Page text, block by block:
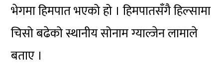
भेगमा हिमपात भएको हो । हिमपातसँगै हिल्सामा
चिसो बढेको स्थानीय सोनाम ग्याल्जेन लामाले
बताए ।